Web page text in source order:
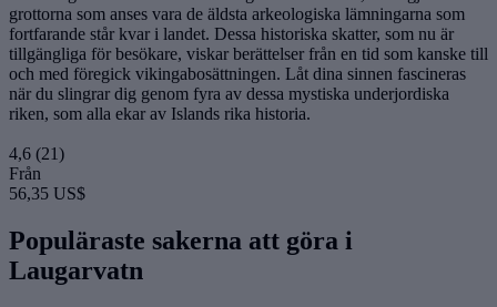
grottorna som anses vara de äldsta arkeologiska lämningarna som
fortfarande står kvar i landet. Dessa historiska skatter, som nu är
tillgängliga för besökare, viskar berättelser från en tid som kanske till
och med föregick vikingabosättningen. Låt dina sinnen fascineras
när du slingrar dig genom fyra av dessa mystiska underjordiska
riken, som alla ekar av Islands rika historia.
4,6 (21)
Från
56,35 US$
Populäraste sakerna att göra i
Laugarvatn